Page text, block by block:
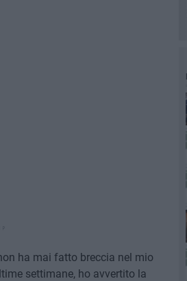
ha mai fatto breccia nel mio
settimane, ho avvertito la